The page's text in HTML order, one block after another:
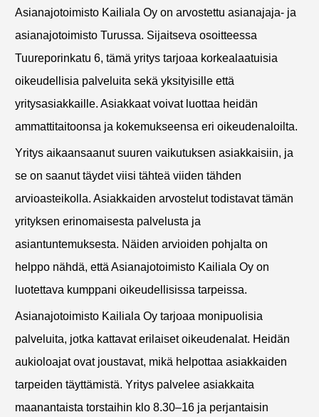
Asianajotoimisto Kailiala Oy on arvostettu asianajaja- ja
asianajotoimisto Turussa. Sijaitseva osoitteessa
Tuureporinkatu 6, tämä yritys tarjoaa korkealaatuisia
oikeudellisia palveluita sekä yksityisille että
yritysasiakkaille. Asiakkaat voivat luottaa heidän
ammattitaitoonsa ja kokemukseensa eri oikeudenaloilta.
Yritys aikaansaanut suuren vaikutuksen asiakkaisiin, ja
se on saanut täydet viisi tähteä viiden tähden
arvioasteikolla. Asiakkaiden arvostelut todistavat tämän
yrityksen erinomaisesta palvelusta ja
asiantuntemuksesta. Näiden arvioiden pohjalta on
helppo nähdä, että Asianajotoimisto Kailiala Oy on
luotettava kumppani oikeudellisissa tarpeissa.
Asianajotoimisto Kailiala Oy tarjoaa monipuolisia
palveluita, jotka kattavat erilaiset oikeudenalat. Heidän
aukioloajat ovat joustavat, mikä helpottaa asiakkaiden
tarpeiden täyttämistä. Yritys palvelee asiakkaita
maanantaista torstaihin klo 8.30–16 ja perjantaisin